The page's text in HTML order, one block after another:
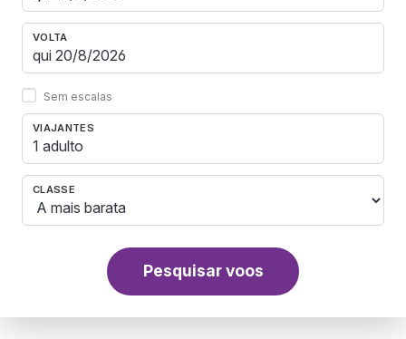
VOLTA
Sem escalas
VIAJANTES
1 adulto
CLASSE
Pesquisar voos